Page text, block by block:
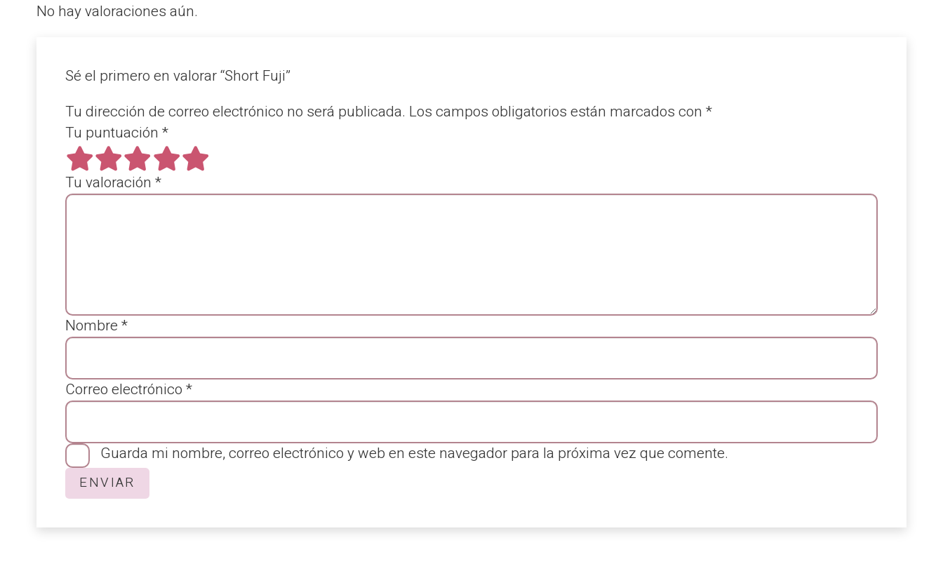
No hay valoraciones aún.
Sé el primero en valorar “Short Fuji”
Tu dirección de correo electrónico no será publicada. Los campos obligatorios están marcados con *
Tu puntuación *
Tu valoración *
Nombre*
Correo electrónico*
Guarda mi nombre, correo electrónico y web en este navegador para la próxima vez que comente.